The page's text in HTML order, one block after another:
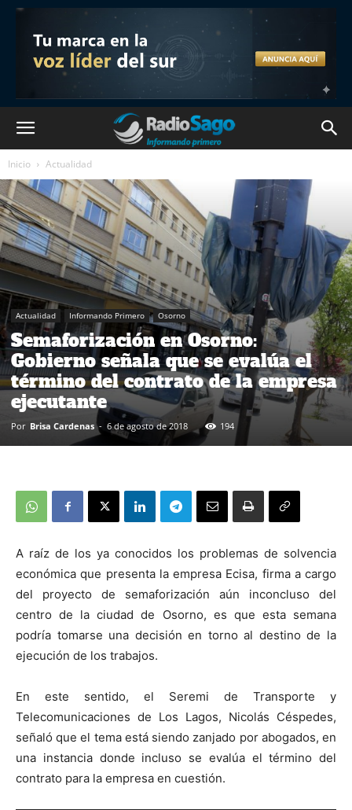
Inicio Actualidad
Actualidad Informando Primero Osorno
Semaforización en Osorno:
Gobierno señala que se evalúa el
término del contrato de la empresa
ejecutante
Por Brisa Cardenas - 6 de agosto de 2018 194
A raíz de los ya conocidos los problemas de solvencia
económica que presenta la empresa Ecisa, firma a cargo
del proyecto de semaforización aún inconcluso del
centro de la ciudad de Osorno, es que esta semana
podría tomarse una decisión en torno al destino de la
ejecución de los trabajos.
En este sentido, el Seremi de Transporte y
Telecomunicaciones de Los Lagos, Nicolás Céspedes,
señaló que el tema está siendo zanjado por abogados, en
una instancia donde incluso se evalúa el término del
contrato para la empresa en cuestión.